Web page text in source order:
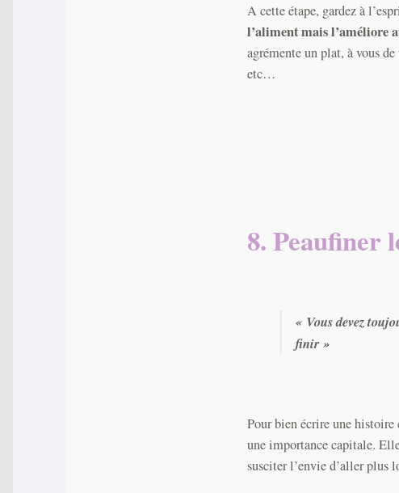
A cette étape, gardez à
l’aliment mais l’améliore
agrémente un plat, à vous
etc…
8. Peaufiner
« Vous devez
finir »
Pour bien écrire une
une importance capitale.
susciter l’envie d’aller plus